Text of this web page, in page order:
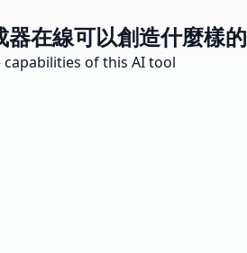
在線可以創造什麼樣
capabilities of this AI tool